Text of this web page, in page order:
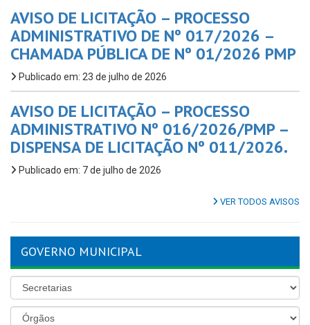
AVISO DE LICITAÇÃO – PROCESSO
ADMINISTRATIVO DE Nº 017/2026 –
CHAMADA PÚBLICA DE Nº 01/2026 PMP
Publicado em: 23 de julho de 2026
AVISO DE LICITAÇÃO – PROCESSO
ADMINISTRATIVO Nº 016/2026/PMP –
DISPENSA DE LICITAÇÃO Nº 011/2026.
Publicado em: 7 de julho de 2026
VER TODOS AVISOS
GOVERNO MUNICIPAL